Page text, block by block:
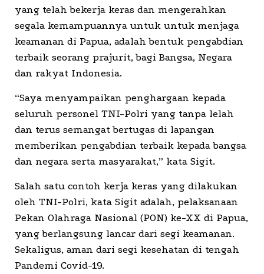
yang telah bekerja keras dan mengerahkan
segala kemampuannya untuk untuk menjaga
keamanan di Papua, adalah bentuk pengabdian
terbaik seorang prajurit, bagi Bangsa, Negara
dan rakyat Indonesia.
“Saya menyampaikan penghargaan kepada
seluruh personel TNI-Polri yang tanpa lelah
dan terus semangat bertugas di lapangan
memberikan pengabdian terbaik kepada bangsa
dan negara serta masyarakat,” kata Sigit.
Salah satu contoh kerja keras yang dilakukan
oleh TNI-Polri, kata Sigit adalah, pelaksanaan
Pekan Olahraga Nasional (PON) ke-XX di Papua,
yang berlangsung lancar dari segi keamanan.
Sekaligus, aman dari segi kesehatan di tengah
Pandemi Covid-19.